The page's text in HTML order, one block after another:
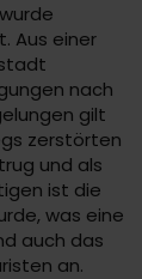
Aus einer
nach
gilt
zerstörten
und als
ist die
was eine
auch das
an.